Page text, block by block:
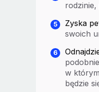
w
będzie
rodzinie,
Zyska
swoich